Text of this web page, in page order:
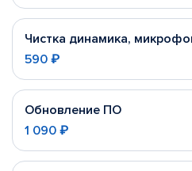
Чистка динамика,
590 ₽
Обновление ПО
1 090 ₽